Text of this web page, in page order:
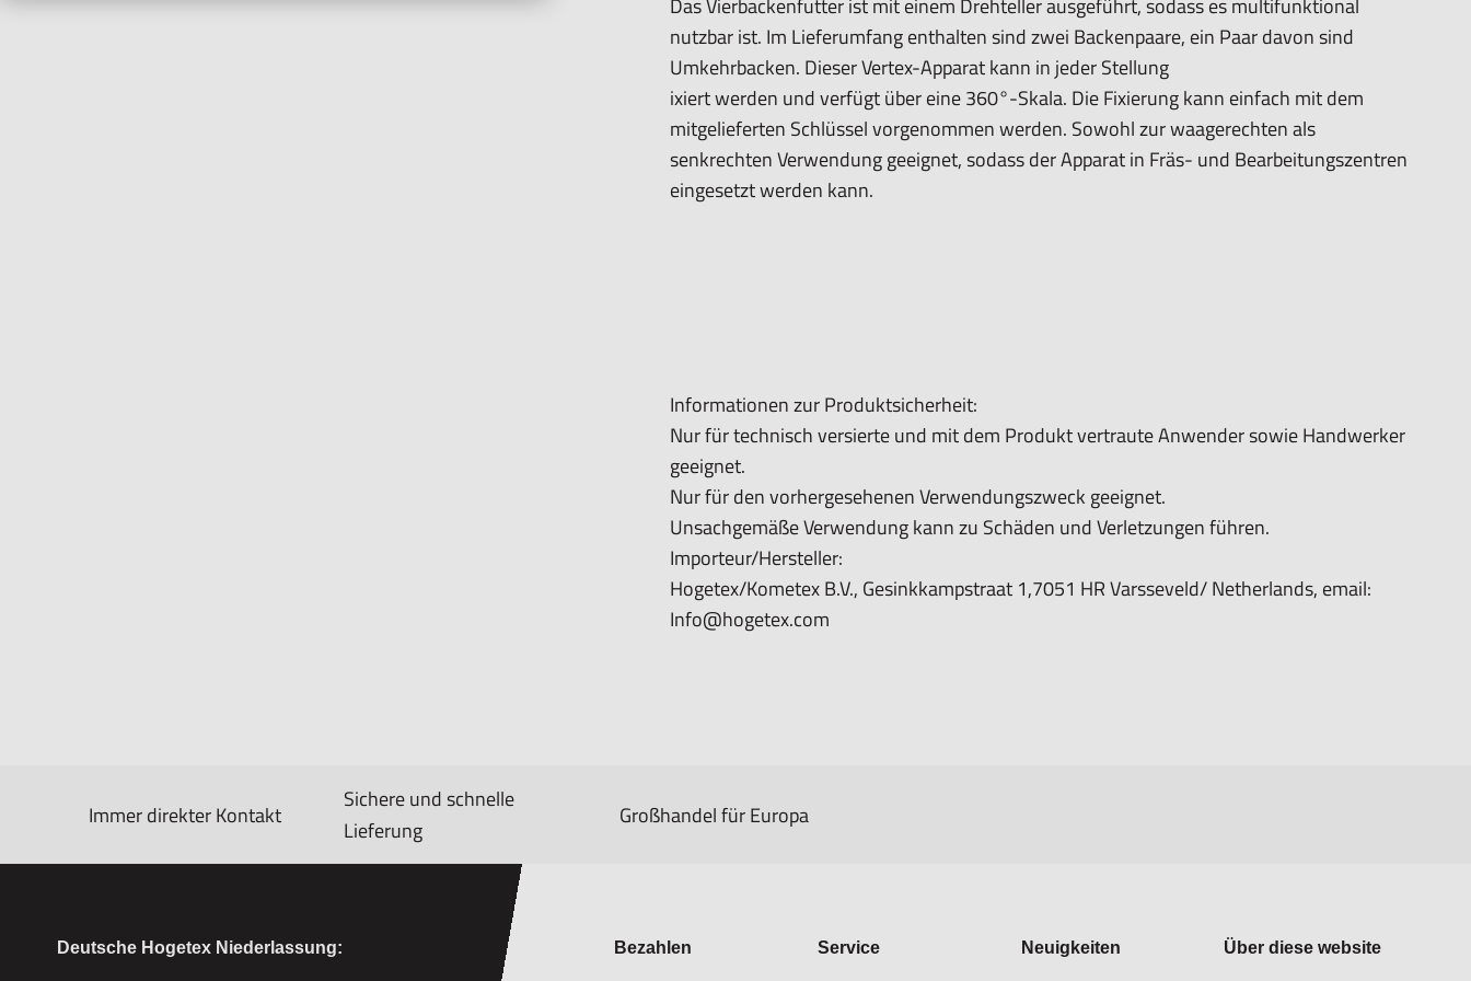
Das Vierbackenfutter ist mit einem Drehteller ausgeführt, sodass es multifunktional
nutzbar ist. Im Lieferumfang enthalten sind zwei Backenpaare, ein Paar davon sind
Umkehrbacken. Dieser Vertex-Apparat kann in jeder Stellung
ixiert werden und verfügt über eine 360°-Skala. Die Fixierung kann einfach mit dem
mitgelieferten Schlüssel vorgenommen werden. Sowohl zur waagerechten als
senkrechten Verwendung geeignet, sodass der Apparat in Fräs- und Bearbeitungszentren
eingesetzt werden kann.
Informationen zur Produktsicherheit:
Nur für technisch versierte und mit dem Produkt vertraute Anwender sowie Handwerker
geeignet.
Nur für den vorhergesehenen Verwendungszweck geeignet.
Unsachgemäße Verwendung kann zu Schäden und Verletzungen führen.
Importeur/Hersteller:
Hogetex/Kometex B.V., Gesinkkampstraat 1,7051 HR Varsseveld/ Netherlands, email:
Info@hogetex.com
Immer direkter Kontakt
Sichere und schnelle
Lieferung
Großhandel für Europa
Deutsche Hogetex Niederlassung: Bezahlen Service Neuigkeiten Über diese website